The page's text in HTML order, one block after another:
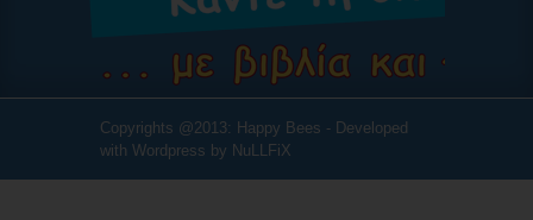
Copyrights @2013: Happy Bees - Developed
with Wordpress by NuLLFiX